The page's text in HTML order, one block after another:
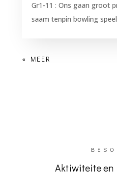
Gr1-11 : Ons gaan groot
saam tenpin bowling
Aktiwiteite en